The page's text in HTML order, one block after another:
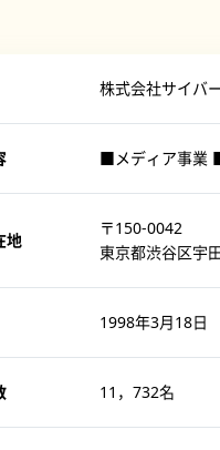
株式会社サイバ
■メディア事業
地
〒150-0042
東京都渋谷区宇
1998年3月18日
11，732名